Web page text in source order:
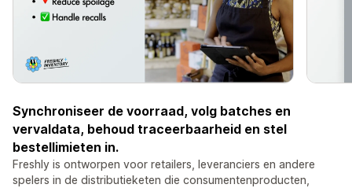
Synchroniseer de voorraad, volg batches en
vervaldata, behoud traceerbaarheid en stel
bestellimieten in.
Freshly is ontworpen voor retailers, leveranciers en andere
spelers in de distributieketen die consumentenproducten,